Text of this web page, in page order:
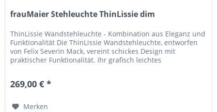
frauMaier Stehleuchte ThinLissie dim
ThinLissie Wandstehleuchte - Kombination aus Eleganz und
Funktionalität Die ThinLissie Wandstehleuchte, entworfen
von Felix Severin Mack, vereint schickes Design mit
praktischer Funktionalität. Ihr grafisch leichtes
269,00 € *
Merken